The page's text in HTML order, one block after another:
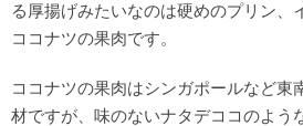
る厚揚げみたいなのは硬めのプリン、
ココナツの果肉です。
ココナツの果肉はシンガポールなど東
材ですが、味のないナタデココのよう